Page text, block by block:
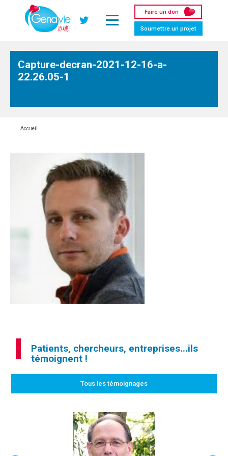
Twitter
Faire un don
Soumettre un projet
Capture-decran-2021-12-16-a-
22.26.05-1
Accueil
Patients, chercheurs, entreprises...ils
témoignent !
Tous les témoignages
Panneau de gestion des cookies